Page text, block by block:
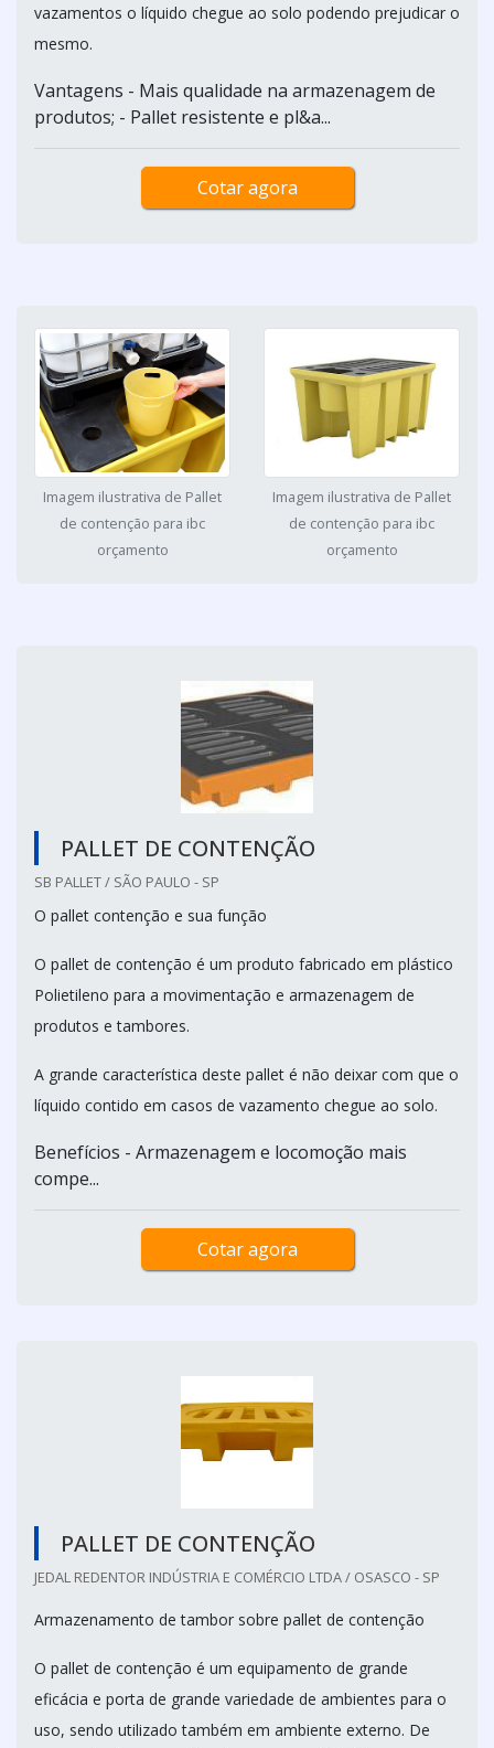
vazamentos o líquido chegue ao solo podendo prejudicar o
mesmo.
Vantagens - Mais qualidade na armazenagem de
produtos; - Pallet resistente e pl&a...
Cotar agora
Imagem ilustrativa de Pallet
de contenção para ibc
orçamento
Imagem ilustrativa de Pallet
de contenção para ibc
orçamento
PALLET DE CONTENÇÃO
SB PALLET / SÃO PAULO - SP
O pallet contenção e sua função
O pallet de contenção é um produto fabricado em plástico
Polietileno para a movimentação e armazenagem de
produtos e tambores.
A grande característica deste pallet é não deixar com que o
líquido contido em casos de vazamento chegue ao solo.
Benefícios - Armazenagem e locomoção mais
compe...
Cotar agora
PALLET DE CONTENÇÃO
JEDAL REDENTOR INDÚSTRIA E COMÉRCIO LTDA / OSASCO - SP
Armazenamento de tambor sobre pallet de contenção
O pallet de contenção é um equipamento de grande
eficácia e porta de grande variedade de ambientes para o
uso, sendo utilizado também em ambiente externo. De